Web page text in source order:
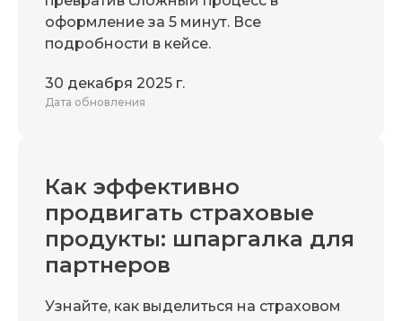
оформление за 5 минут. Все
подробности в кейсе.
30 декабря 2025 г.
Дата обновления
Как эффективно
продвигать страховые
продукты: шпаргалка для
партнеров
Узнайте, как выделиться на страховом